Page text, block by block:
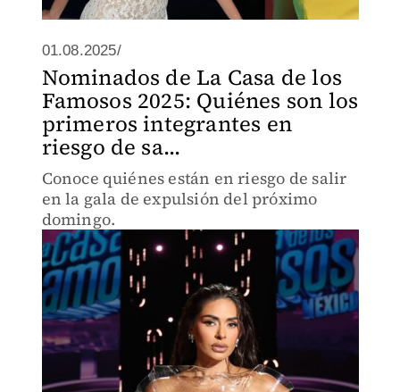
01.08.2025/
Nominados de La Casa de los
Famosos 2025: Quiénes son los
primeros integrantes en
riesgo de sa...
Conoce quiénes están en riesgo de salir
en la gala de expulsión del próximo
domingo.